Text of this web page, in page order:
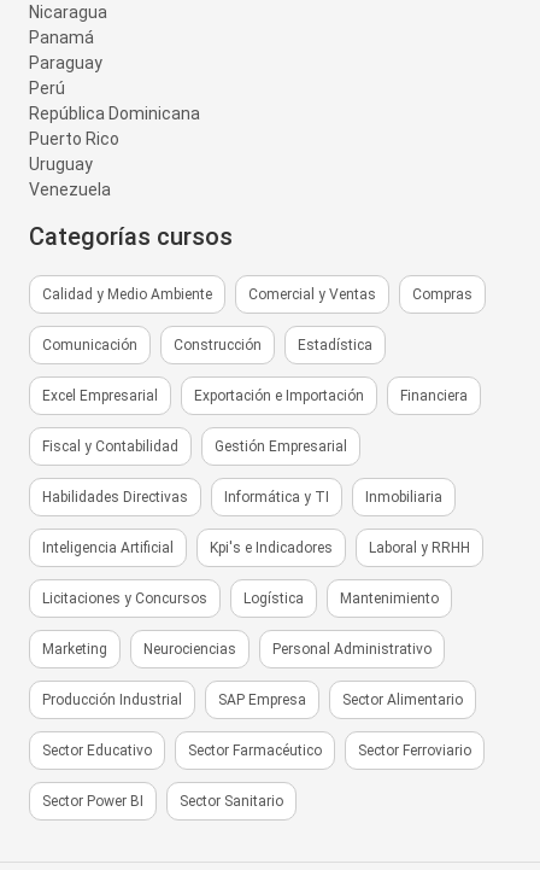
Nicaragua
Panamá
Paraguay
Perú
República Dominicana
Puerto Rico
Uruguay
Venezuela
Categorías cursos
Calidad y Medio Ambiente Comercial y Ventas Compras
Comunicación Construcción Estadística
Excel Empresarial Exportación e Importación Financiera
Fiscal y Contabilidad Gestión Empresarial
Habilidades Directivas Informática y TI Inmobiliaria
Inteligencia Artificial Kpi's e Indicadores Laboral y RRHH
Licitaciones y Concursos Logística Mantenimiento
Marketing Neurociencias Personal Administrativo
Producción Industrial SAP Empresa Sector Alimentario
Sector Educativo Sector Farmacéutico Sector Ferroviario
Sector Power BI Sector Sanitario